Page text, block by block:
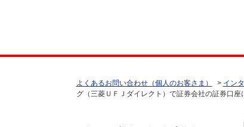
よくあるお問い合わせ（個人のお客さま） > イン
グ（三菱ＵＦＪダイレクト）で証券会社の証券口座